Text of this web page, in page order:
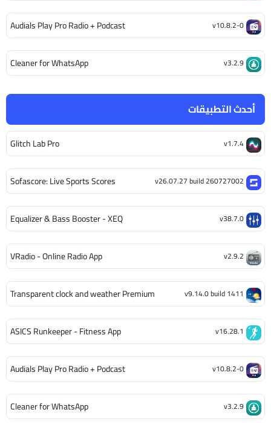
أحدث التطبيقات
Glitch Lab Pro v1.7.4
Sofascore: Live Sports Scores v26.07.27 build 260727002
Equalizer & Bass Booster - XEQ v38.7.0
VRadio - Online Radio App v2.9.2
Transparent clock and weather Premium v9.14.0 build 1411
ASICS Runkeeper - Fitness App v16.28.1
Audials Play Pro Radio + Podcast v10.8.2-0
Cleaner for WhatsApp v3.2.9
Audials Play Pro Radio + Podcast v10.8.2-0
Cleaner for WhatsApp v3.2.9